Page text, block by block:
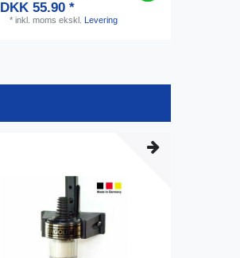
DKK 55.90 *
* inkl. moms ekskl. Levering